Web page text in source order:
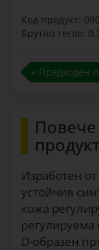
Код продукт:
Брутно тегло:
« Предходен
продукт
Изработен
устойчив
кожа
регулируема
D-образен